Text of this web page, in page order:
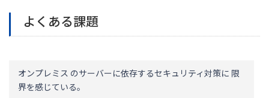
よくある課題
オンプレミス のサーバーに依存するセキュリティ対策に 限
界を感じている。